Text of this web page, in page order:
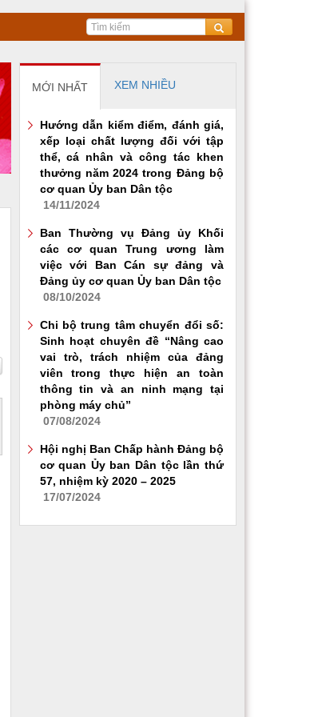
MỚI NHẤT XEM NHIỀU
Hướng dẫn kiểm điểm, đánh giá,
xếp loại chất lượng đối với tập
thể, cá nhân và công tác khen
thưởng năm 2024 trong Đảng bộ
cơ quan Ủy ban Dân tộc
14/11/2024
Ban Thường vụ Đảng ủy Khối
các cơ quan Trung ương làm
việc với Ban Cán sự đảng và
Đảng ủy cơ quan Ủy ban Dân tộc
08/10/2024
Chi bộ trung tâm chuyển đổi số:
Sinh hoạt chuyên đề “Nâng cao
vai trò, trách nhiệm của đảng
viên trong thực hiện an toàn
thông tin và an ninh mạng tại
phòng máy chủ”
07/08/2024
Hội nghị Ban Chấp hành Đảng bộ
cơ quan Ủy ban Dân tộc lần thứ
57, nhiệm kỳ 2020 – 2025
17/07/2024